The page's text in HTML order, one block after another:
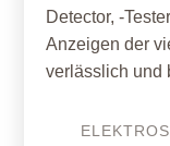
Detector, -
Anzeigen der
verlässlich und